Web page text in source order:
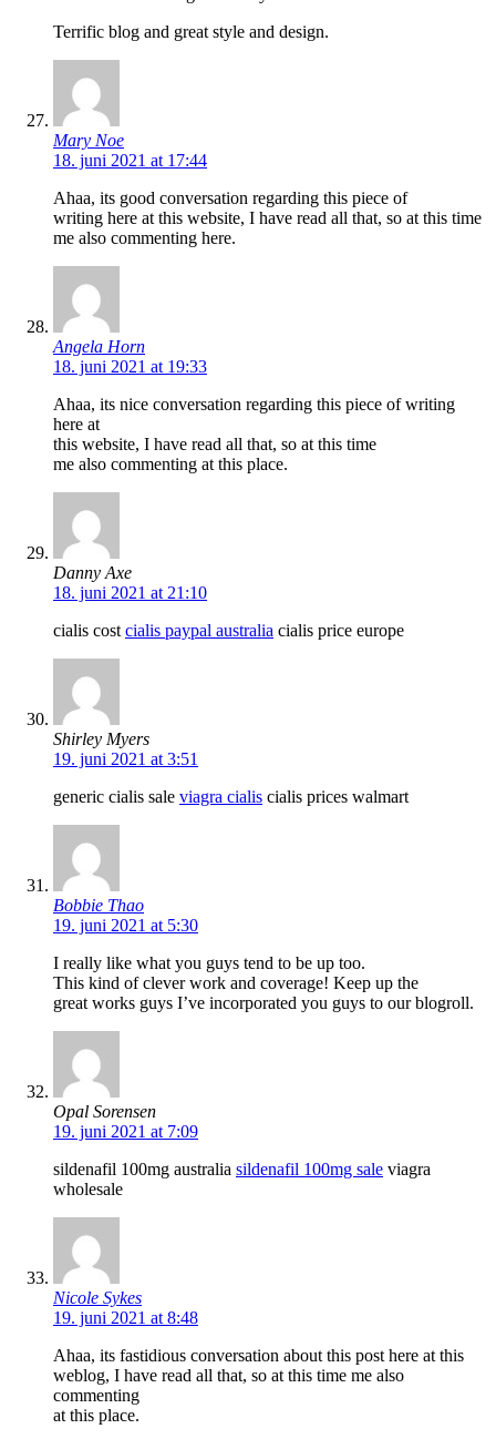
Terrific blog and great style and design.
Mary Noe
18. juni 2021 at 17:44
Ahaa, its good conversation regarding this piece of
writing here at this website, I have read all that, so at this time
me also commenting here.
Angela Horn
18. juni 2021 at 19:33
Ahaa, its nice conversation regarding this piece of writing
here at
this website, I have read all that, so at this time
me also commenting at this place.
Danny Axe
18. juni 2021 at 21:10
cialis cost cialis paypal australia cialis price europe
Shirley Myers
19. juni 2021 at 3:51
generic cialis sale viagra cialis cialis prices walmart
Bobbie Thao
19. juni 2021 at 5:30
I really like what you guys tend to be up too.
This kind of clever work and coverage! Keep up the
great works guys I’ve incorporated you guys to our blogroll.
Opal Sorensen
19. juni 2021 at 7:09
sildenafil 100mg australia sildenafil 100mg sale viagra
wholesale
Nicole Sykes
19. juni 2021 at 8:48
Ahaa, its fastidious conversation about this post here at this
weblog, I have read all that, so at this time me also
commenting
at this place.